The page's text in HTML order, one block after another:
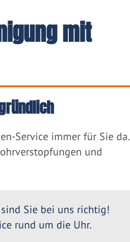
mit
Service immer für Sie da.
und
Sie bei uns richtig!
rund um die Uhr.